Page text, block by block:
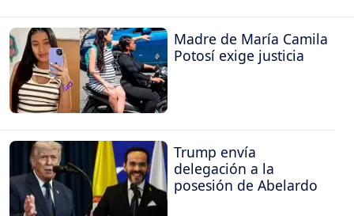
Madre de María Camila
Potosí exige justicia
Trump envía
delegación a la
posesión de Abelardo